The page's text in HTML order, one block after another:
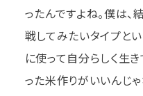
ったんですよね。僕は、
戦してみたいタイプと
に使って自分らしく生
った米作りがいいんじ